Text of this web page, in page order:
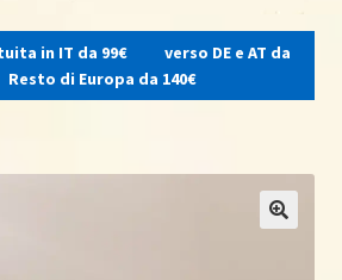
il
menu
child
in IT da 99€
verso DE e AT da
Resto di Europa da 140€